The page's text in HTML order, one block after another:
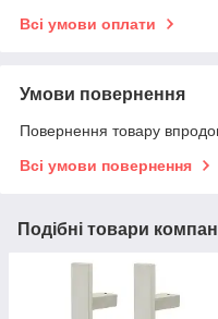
Всі умови оплати
Умови повернення
Повернення товару
Всі умови повернення
Подібні товари